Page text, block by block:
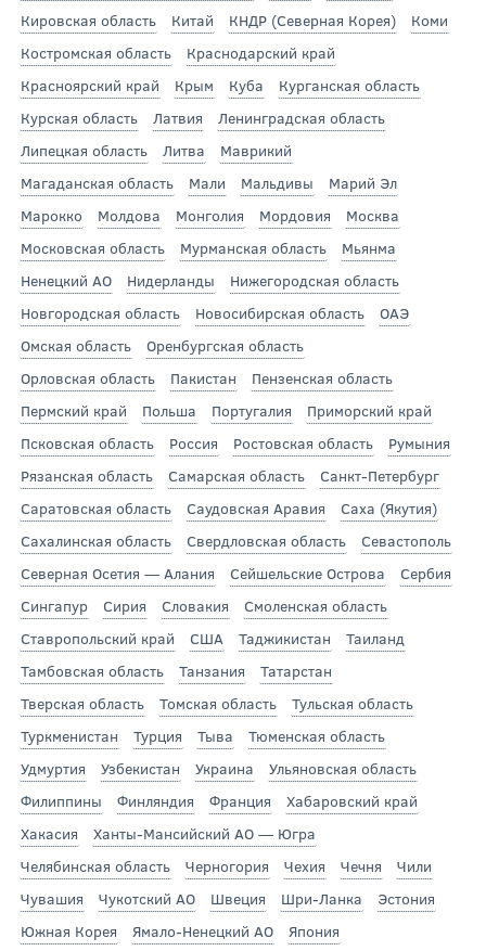
Кировская область
Китай КНДР (Северная Корея)
Коми
Костромская область
Краснодарский край
Красноярский край
Крым Куба
Курганская область
Курская область
Латвия
Ленинградская область
Липецкая область
Литва
Маврикий
Магаданская область
Мали Мальдивы
Марий Эл
Марокко
Молдова Монголия Мордовия
Москва
Московская область
Мурманская область
Мьянма
Ненецкий АО
Нидерланды
Нижегородская область
Новгородская область
Новосибирская область
ОАЭ
Омская область
Оренбургская область
Орловская область
Пакистан
Пензенская область
Пермский край
Польша Португалия
Приморский край
Псковская область
Россия Ростовская область
Румыния
Рязанская область
Самарская область
Санкт-Петербург
Саратовская область
Саудовская Аравия
Саха (Якутия)
Сахалинская область
Свердловская область
Севастополь
Северная Осетия — Алания
Сейшельские Острова
Сербия
Сингапур
Сирия Словакия
Смоленская область
Ставропольский край
США Таджикистан
Таиланд
Тамбовская область
Танзания
Татарстан
Тверская область
Томская область
Тульская область
Туркменистан
Турция Тыва
Тюменская область
Удмуртия
Узбекистан Украина
Ульяновская область
Филиппины
Финляндия Франция
Хабаровский край
Хакасия
Ханты-Мансийский АО — Югра
Челябинская область
Черногория Чехия Чечня
Чили
Чувашия
Чукотский АО Швеция Шри-Ланка
Эстония
Южная Корея
Ямало-Ненецкий АО
Япония